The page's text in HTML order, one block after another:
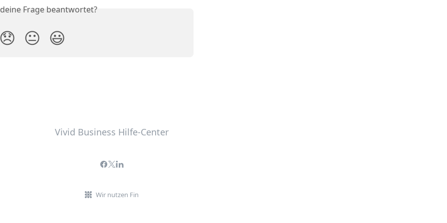
Frage beantwortet?
😞 😐 😃
Vivid Business Hilfe-Center
Wir nutzen Fin